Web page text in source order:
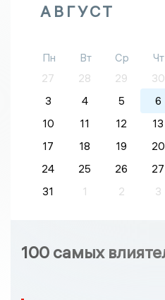
АВГУСТ
Пн Вт Ср Чт
27
28 29 30
3
4 5 6
10
11 12 13
17
18 19 20
24
25 26 27
31
1 2 3
100 самых